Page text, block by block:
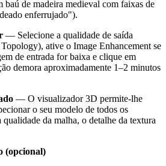
baú de madeira medieval com faixas de
enferrujado").
— Selecione a qualidade de saída
ative o Image Enhancement se
de entrada for baixa e clique em
demora aproximadamente 1–2 minutos
— O visualizador 3D permite-lhe
o seu modelo de todos os
da malha, o detalhe da textura
(opcional)